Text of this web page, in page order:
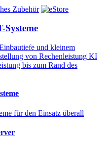
Zubehör
und kleinem
von Rechenleistung KI
bis zum Rand des
für den Einsatz überall